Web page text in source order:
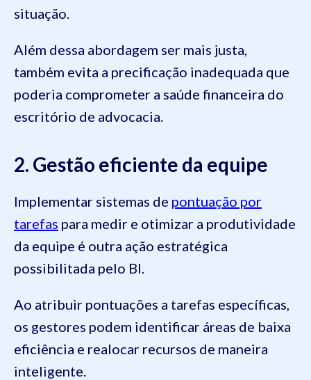
situação.
Além dessa abordagem ser mais justa,
também evita a precificação inadequada que
poderia comprometer a saúde financeira do
escritório de advocacia.
2. Gestão eficiente da equipe
Implementar sistemas de pontuação por
tarefas para medir e otimizar a produtividade
da equipe é outra ação estratégica
possibilitada pelo BI.
Ao atribuir pontuações a tarefas específicas,
os gestores podem identificar áreas de baixa
eficiência e realocar recursos de maneira
inteligente.